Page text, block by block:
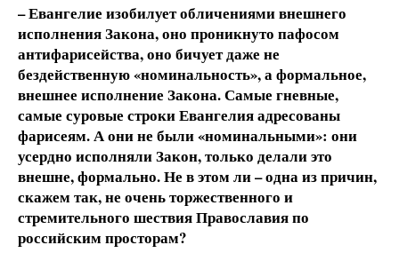
– Евангелие изобилует обличениями внешнего
исполнения Закона, оно проникнуто пафосом
антифарисейства, оно бичует даже не
бездейственную «номинальность», а формальное,
внешнее исполнение Закона. Самые гневные,
самые суровые строки Евангелия адресованы
фарисеям. А они не были «номинальными»: они
усердно исполняли Закон, только делали это
внешне, формально. Не в этом ли – одна из причин,
скажем так, не очень торжественного и
стремительного шествия Православия по
российским просторам?